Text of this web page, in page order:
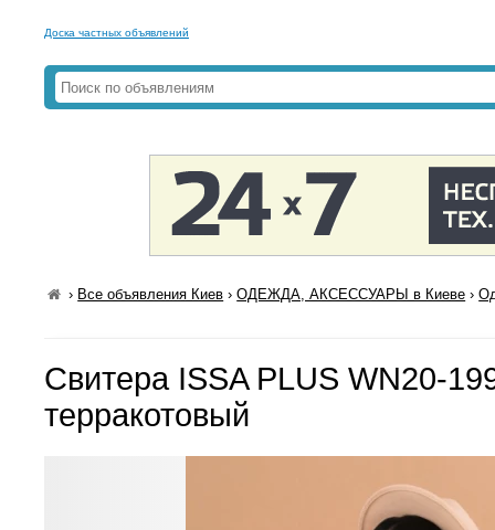
Доска частных объявлений
› Все объявления Киев ›ОДЕЖДА, АКСЕССУАРЫ в Киеве ›
Свитера ISSA PLUS WN20-
терракотовый